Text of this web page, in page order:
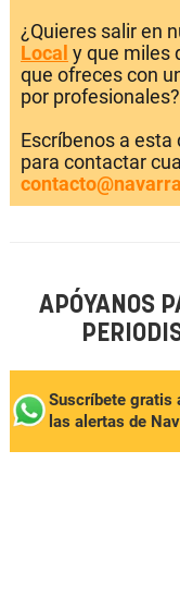
¿Quieres salir en
Local y que miles
que ofreces con
por profesionales?
Escríbenos a
para contactar
APÓYANOS
Suscríbete gratis
las alertas de